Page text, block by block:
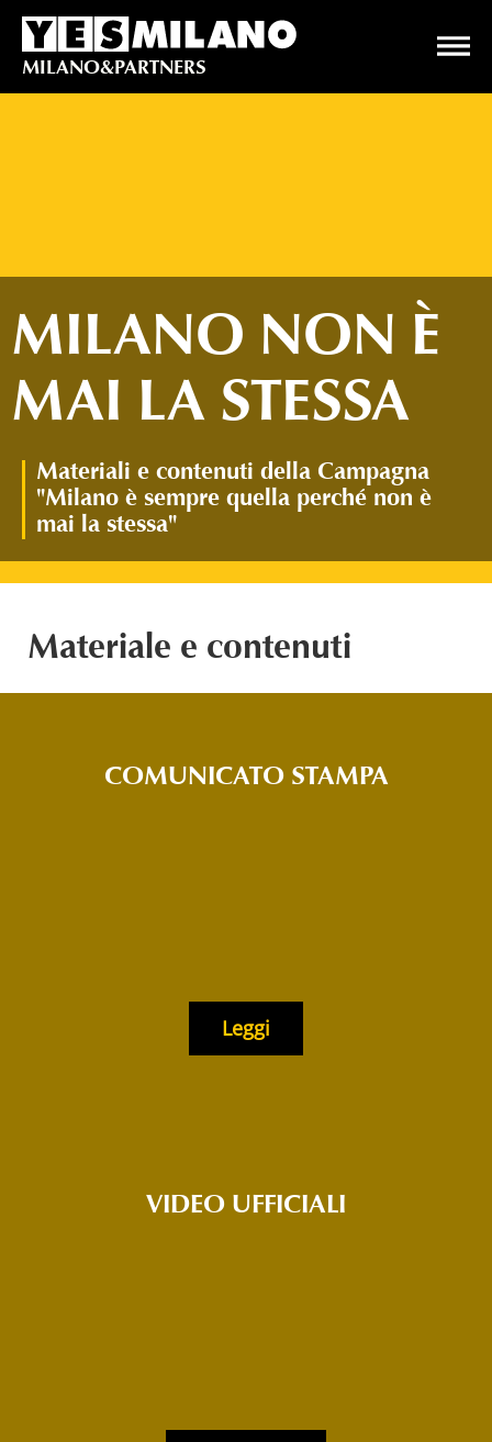
YesMilano
MILANO&PARTNERS
il
MILANO NON È
MAI LA STESSA
Materiali e contenuti della Campagna
"Milano è sempre quella perché non è
mai la stessa"
Materiale e contenuti
COMUNICATO STAMPA
Leggi
VIDEO UFFICIALI